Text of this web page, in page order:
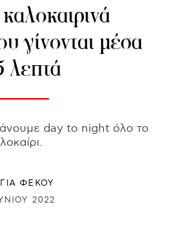
γίνονται μέσα
λεπτά
day to night όλο το
ΦΕΚΟΥ
2022